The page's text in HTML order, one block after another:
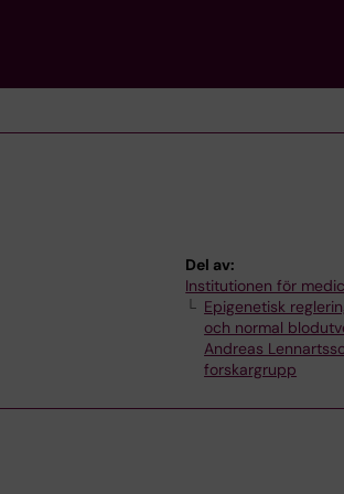
Del av:
Institutionen för
Epigenetisk
och normal
Andreas
forskargrupp